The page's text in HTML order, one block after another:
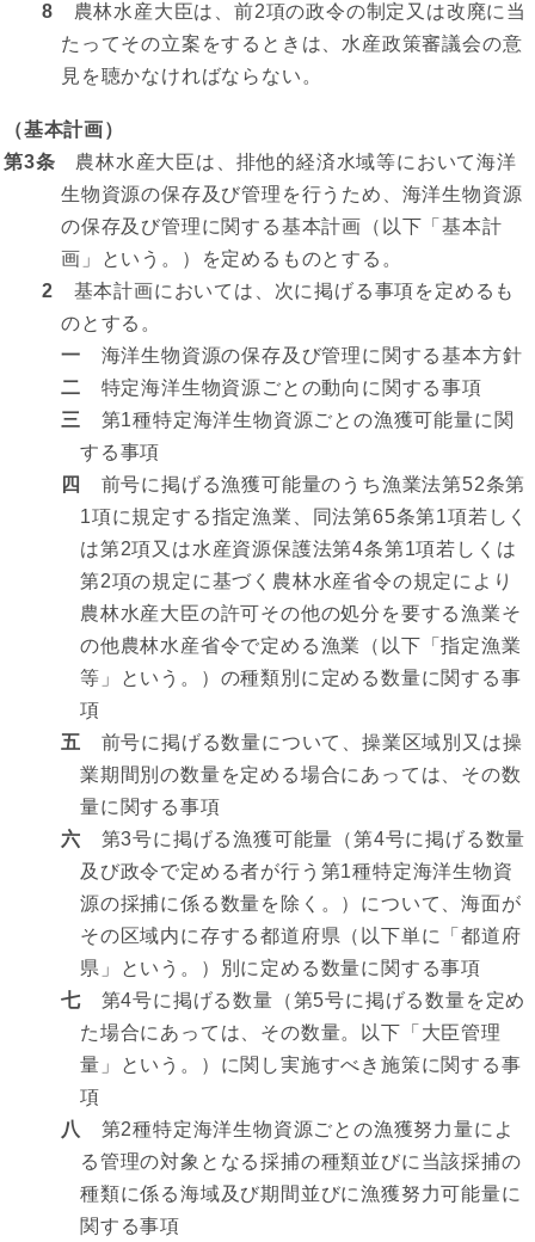
8 農林水産大臣は、前2項の政令の制定又は改廃に当
たってその立案をするときは、水産政策審議会の意
見を聴かなければならない。
（基本計画）
第3条 農林水産大臣は、排他的経済水域等において海洋
生物資源の保存及び管理を行うため、海洋生物資源
の保存及び管理に関する基本計画（以下「基本計
画」という。）を定めるものとする。
2 基本計画においては、次に掲げる事項を定めるも
のとする。
一 海洋生物資源の保存及び管理に関する基本方針
二 特定海洋生物資源ごとの動向に関する事項
三
第1種特定海洋生物資源ごとの漁獲可能量に関
する事項
四
前号に掲げる漁獲可能量のうち漁業法第52条第
1項に規定する指定漁業、同法第65条第1項若しく
は第2項又は水産資源保護法第4条第1項若しくは
第2項の規定に基づく農林水産省令の規定により
農林水産大臣の許可その他の処分を要する漁業そ
の他農林水産省令で定める漁業（以下「指定漁業
等」という。）の種類別に定める数量に関する事
項
五 前号に掲げる数量について、操業区域別又は操
業期間別の数量を定める場合にあっては、その数
量に関する事項
六 第3号に掲げる漁獲可能量（第4号に掲げる数量
及び政令で定める者が行う第1種特定海洋生物資
源の採捕に係る数量を除く。）について、海面が
その区域内に存する都道府県（以下単に「都道府
県」という。）別に定める数量に関する事項
七第4号に掲げる数量（第5号に掲げる数量を定め
た場合にあっては、その数量。以下「大臣管理
量」という。）に関し実施すべき施策に関する事
項
八
第2種特定海洋生物資源ごとの漁獲努力量によ
る管理の対象となる採捕の種類並びに当該採捕の
種類に係る海域及び期間並びに漁獲努力可能量に
関する事項